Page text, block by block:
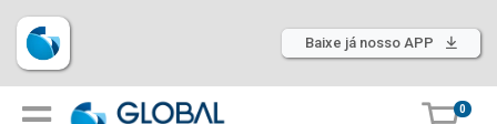
Baixe já nosso APP
0